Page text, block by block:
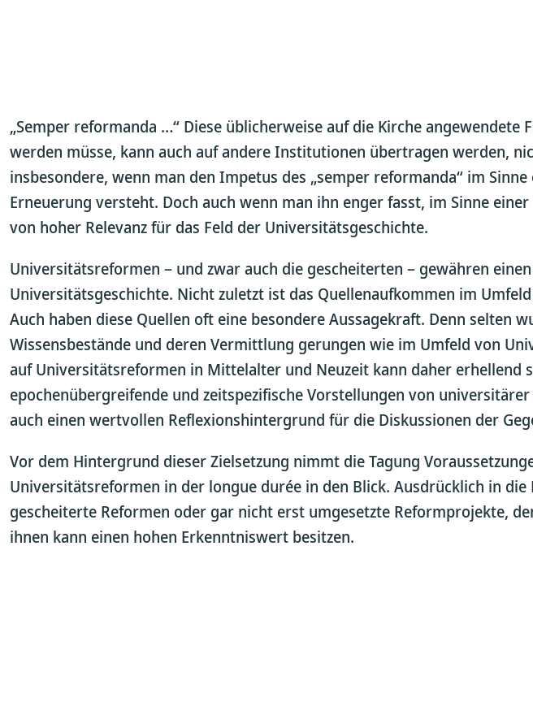
„Semper reformanda …“ Diese üblicherweise auf die Kirche
werden müsse, kann auch auf andere Institutionen übertragen werden,
insbesondere, wenn man den Impetus des „semper reformanda“ im
Erneuerung versteht. Doch auch wenn man ihn enger fasst, im Sinne
von hoher Relevanz für das Feld der Universitätsgeschichte.
Universitätsreformen – und zwar auch die gescheiterten – gewähren
Universitätsgeschichte. Nicht zuletzt ist das Quellenaufkommen im
Auch haben diese Quellen oft eine besondere Aussagekraft. Denn selten
Wissensbestände und deren Vermittlung gerungen wie im Umfeld von
auf Universitätsreformen in Mittelalter und Neuzeit kann daher erhellend
epochenübergreifende und zeitspezifische Vorstellungen von
auch einen wertvollen Reflexionshintergrund für die Diskussionen der
Vor dem Hintergrund dieser Zielsetzung nimmt die Tagung
Universitätsreformen in der longue durée in den Blick. Ausdrücklich in die
gescheiterte Reformen oder gar nicht erst umgesetzte Reformprojekte,
ihnen kann einen hohen Erkenntniswert besitzen.